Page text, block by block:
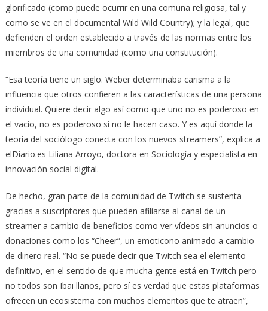
glorificado (como puede ocurrir en una comuna religiosa, tal y
como se ve en el documental Wild Wild Country); y la legal, que
defienden el orden establecido a través de las normas entre los
miembros de una comunidad (como una constitución).
“Esa teoría tiene un siglo. Weber determinaba carisma a la
influencia que otros confieren a las características de una persona
individual. Quiere decir algo así como que uno no es poderoso en
el vacío, no es poderoso si no le hacen caso. Y es aquí donde la
teoría del sociólogo conecta con los nuevos streamers”, explica a
elDiario.es Liliana Arroyo, doctora en Sociología y especialista en
innovación social digital.
De hecho, gran parte de la comunidad de Twitch se sustenta
gracias a suscriptores que pueden afiliarse al canal de un
streamer a cambio de beneficios como ver vídeos sin anuncios o
donaciones como los “Cheer”, un emoticono animado a cambio
de dinero real. “No se puede decir que Twitch sea el elemento
definitivo, en el sentido de que mucha gente está en Twitch pero
no todos son Ibai llanos, pero sí es verdad que estas plataformas
ofrecen un ecosistema con muchos elementos que te atraen”,